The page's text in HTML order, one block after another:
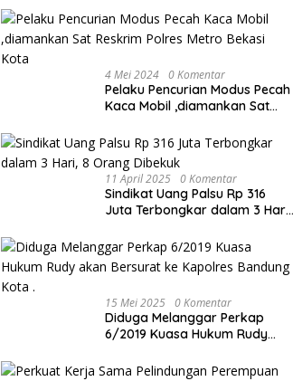
4 Mei 2024 0 Komentar
Pelaku Pencurian Modus Pecah
Kaca Mobil ,diamankan Sat
Kota
11 April 2025 0 Komentar
Sindikat Uang Palsu Rp 316
Juta Terbongkar dalam 3 Hari,
15 Mei 2025 0 Komentar
Diduga Melanggar Perkap
6/2019 Kuasa Hukum Rudy
Bandung Kota .